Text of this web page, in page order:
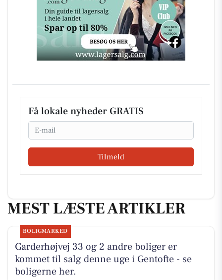
Få lokale nyheder GRATIS
Email
Tilmeld
MEST LÆSTE ARTIKLER
BOLIGMARKED
Garderhøjvej 33 og 2 andre boliger er
kommet til salg denne uge i Gentofte - se
boligerne her.